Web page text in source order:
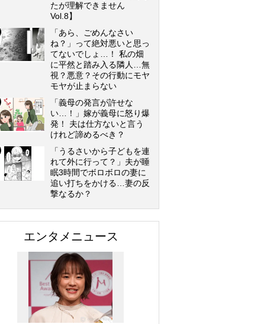
たが理解できません
Vol.8】
「あら、ごめんなさい
ね？」って絶対悪いと思っ
てないでしょ…！ 私の畑
に平然と踏み入る隣人…無
視？悪意？その行動にモヤ
モヤが止まらない
「義母の発言が許せな
い…！」嫁が義母に怒り爆
発！ 夫は仕方ないと言う
けれど諦めるべき？
「うるさいから子どもを連
れて外に行って？」夫が睡
眠3時間でボロボロの妻に
追い打ちをかける…妻の反
撃なるか？
エンタメニュース